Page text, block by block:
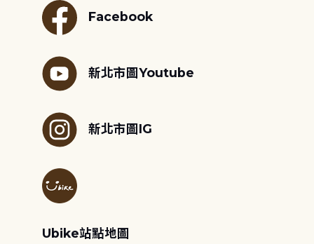
Facebook
新北市圖Youtube
新北市圖IG
Ubike站點地圖